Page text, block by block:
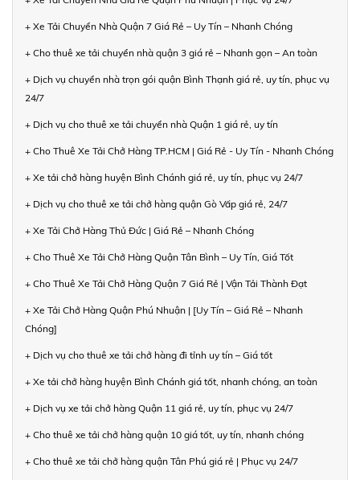
+ Xe Tải Chuyển Nhà Quận 7 Giá Rẻ – Uy Tín – Nhanh Chóng
+ Cho thuê xe tải chuyển nhà quận 3 giá rẻ – Nhanh gọn – An toàn
+ Dịch vụ chuyển nhà trọn gói quận Bình Thạnh giá rẻ, uy tín, phục vụ
24/7
+ Dịch vụ cho thuê xe tải chuyển nhà Quận 1 giá rẻ, uy tín
+ Cho Thuê Xe Tải Chở Hàng TP.HCM | Giá Rẻ - Uy Tín - Nhanh Chóng
+ Xe tải chở hàng huyện Bình Chánh giá rẻ, uy tín, phục vụ 24/7
+ Dịch vụ cho thuê xe tải chở hàng quận Gò Vấp giá rẻ, 24/7
+ Xe Tải Chở Hàng Thủ Đức | Giá Rẻ – Nhanh Chóng
+ Cho Thuê Xe Tải Chở Hàng Quận Tân Bình – Uy Tín, Giá Tốt
+ Cho Thuê Xe Tải Chở Hàng Quận 7 Giá Rẻ | Vận Tải Thành Đạt
+ Xe Tải Chở Hàng Quận Phú Nhuận | [Uy Tín – Giá Rẻ – Nhanh
Chóng]
+ Dịch vụ cho thuê xe tải chở hàng đi tỉnh uy tín – Giá tốt
+ Xe tải chở hàng huyện Bình Chánh giá tốt, nhanh chóng, an toàn
+ Dịch vụ xe tải chở hàng Quận 11 giá rẻ, uy tín, phục vụ 24/7
+ Cho thuê xe tải chở hàng quận 10 giá tốt, uy tín, nhanh chóng
+ Cho thuê xe tải chở hàng quận Tân Phú giá rẻ | Phục vụ 24/7